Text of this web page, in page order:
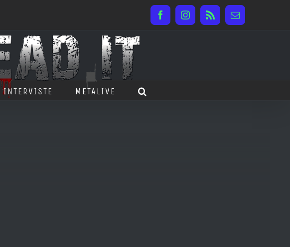
FacebookInstagram
Rss Email
INTERVISTE METALIVE